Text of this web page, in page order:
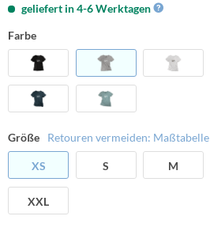
geliefert in 4-6 Werktagen
Farbe
Größe Retouren vermeiden:
XS S M
XXL